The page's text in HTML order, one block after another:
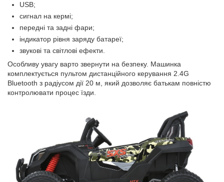
USB;
сигнал на кермі;
передні та задні фари;
індикатор рівня заряду батареї;
звукові та світлові ефекти.
Особливу увагу варто звернути на безпеку. Машинка
комплектується пультом дистанційного керування 2.4G
Bluetooth з радіусом дії 20 м, який дозволяє батькам повністю
контролювати процес їзди.